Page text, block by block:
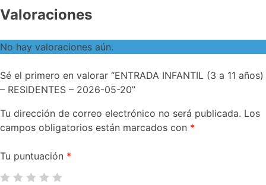
Valoraciones
No hay valoraciones aún.
Sé el primero en valorar “ENTRADA INFANTIL (3 a 11 años)
– RESIDENTES – 2026-05-20”
Tu dirección de correo electrónico no será publicada. Los
campos obligatorios están marcados con *
Tu puntuación *